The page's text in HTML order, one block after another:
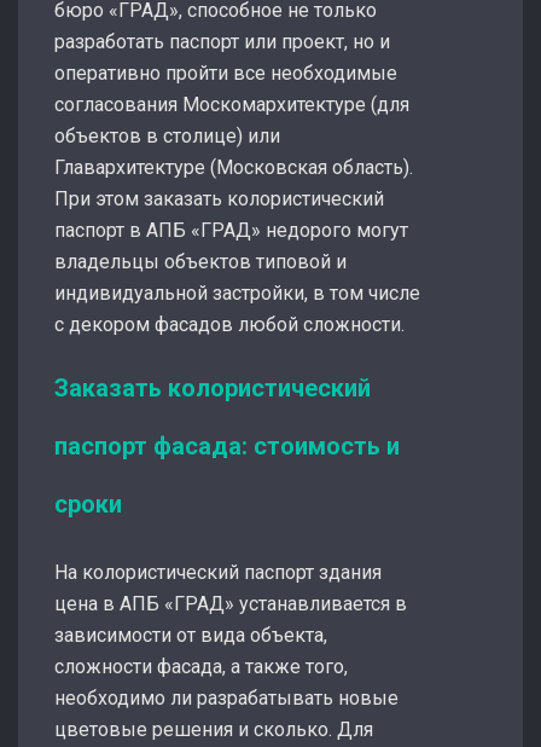
бюро «ГРАД», способное не только
разработать паспорт или проект, но и
оперативно пройти все необходимые
согласования Москомархитектуре (для
объектов в столице) или
Главархитектуре (Московская область).
При этом заказать колористический
паспорт в АПБ «ГРАД» недорого могут
владельцы объектов типовой и
индивидуальной застройки, в том числе
с декором фасадов любой сложности.
Заказать колористический
паспорт фасада: стоимость и
сроки
На колористический паспорт здания
цена в АПБ «ГРАД» устанавливается в
зависимости от вида объекта,
сложности фасада, а также того,
необходимо ли разрабатывать новые
цветовые решения и сколько. Для